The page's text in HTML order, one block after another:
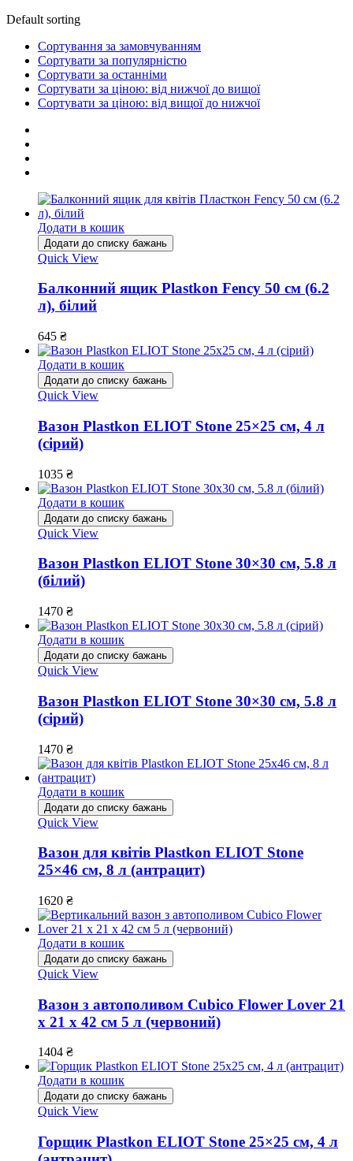
Default sorting
Сортування за замовчуванням
Сортувати за популярністю
Сортувати за останніми
Сортувати за ціною: від нижчої до вищої
Сортувати за ціною: від вищої до нижчої
Додати в кошик
Додати до списку бажань
Quick View
Балконний ящик Plastkon Fency 50 см (6.2
л), білий
645 ₴
Додати в кошик
Додати до списку бажань
Quick View
Вазон Plastkon ELIOT Stone 25×25 см, 4 л
(сірий)
1035 ₴
Додати в кошик
Додати до списку бажань
Quick View
Вазон Plastkon ELIOT Stone 30×30 см, 5.8 л
(білий)
1470 ₴
Додати в кошик
Додати до списку бажань
Quick View
Вазон Plastkon ELIOT Stone 30×30 см, 5.8 л
(сірий)
1470 ₴
Додати в кошик
Додати до списку бажань
Quick View
Вазон для квітів Plastkon ELIOT Stone
25×46 см, 8 л (антрацит)
1620 ₴
Додати в кошик
Додати до списку бажань
Quick View
Вазон з автополивом Cubico Flower Lover 21
x 21 х 42 см 5 л (червоний)
1404 ₴
Додати в кошик
Додати до списку бажань
Quick View
Горщик Plastkon ELIOT Stone 25×25 см, 4 л